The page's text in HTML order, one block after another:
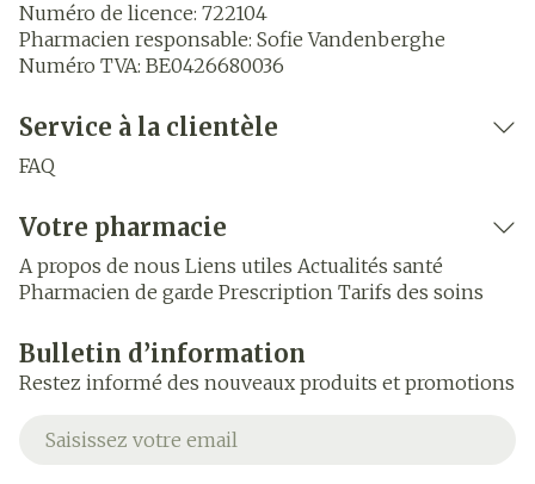
Numéro de licence: 722104
Pharmacien responsable: Sofie Vandenberghe
Numéro TVA: BE0426680036
Service à la clientèle
FAQ
Votre pharmacie
A propos de nous Liens utiles Actualités santé
Pharmacien de garde Prescription Tarifs des soins
Bulletin d’information
Restez informé des nouveaux produits et promotions
Adresse mail